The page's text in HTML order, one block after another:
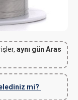
aynı gün Aras
mi?